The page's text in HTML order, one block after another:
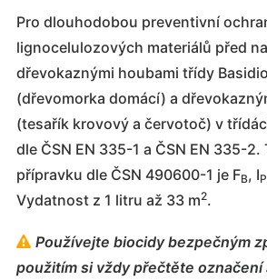
Pro dlouhodobou preventivní
lignocelulozových materiálů před
dřevokaznými houbami třídy
(dřevomorka domácí) a
(tesařík krovový a červotoč) v
dle ČSN EN 335-1 a ČSN EN 335-
přípravku dle ČSN 490600-1 je FB, IP
Vydatnost z 1 litru až 33 m2.
Používejte biocidy bezpečným
použitím si vždy přečtěte označení